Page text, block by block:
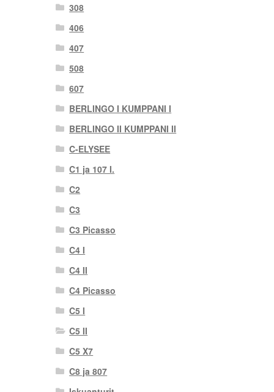
308
406
407
508
607
BERLINGO I KUMPPANI I
BERLINGO II KUMPPANI II
C-ELYSEE
C1 ja 107 I.
C2
C3
C3 Picasso
C4 I
C4 II
C4 Picasso
C5 I
C5 II
C5 X7
C8 ja 807